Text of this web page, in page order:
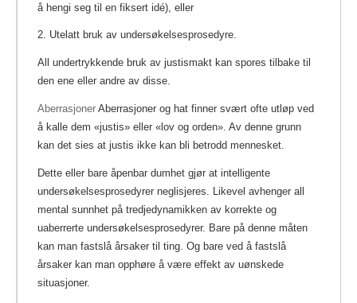
å hengi seg til en fiksert idé), eller
2. Utelatt bruk av undersøkelsesprosedyre.
All undertrykkende bruk av justismakt kan spores tilbake til
den ene eller andre av disse.
Aberrasjoner Aberrasjoner og hat finner svært ofte utløp ved
å kalle dem «justis» eller «lov og orden». Av denne grunn
kan det sies at justis ikke kan bli betrodd mennesket.
Dette eller bare åpenbar dumhet gjør at intelligente
undersøkelsesprosedyrer neglisjeres. Likevel avhenger all
mental sunnhet på tredjedynamikken av korrekte og
uaberrerte undersøkelsesprosedyrer. Bare på denne måten
kan man fastslå årsaker til ting. Og bare ved å fastslå
årsaker kan man opphøre å være effekt av uønskede
situasjoner.